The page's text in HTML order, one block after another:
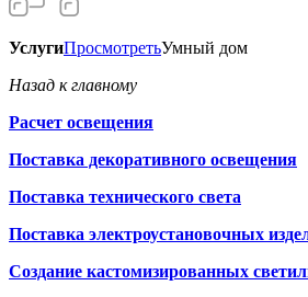
УслугиПросмотретьУмный дом
Назад к главному
Расчет освещения
Поставка декоративного освещения
Поставка технического света
Поставка электроустановочных
Создание кастомизированных